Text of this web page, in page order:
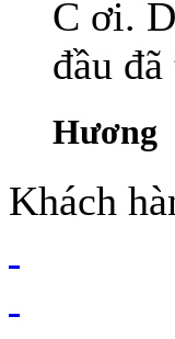
C ơi.
đầu
Hương
Khách